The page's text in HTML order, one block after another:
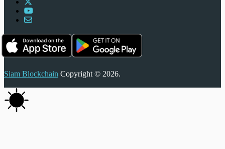
Siam Blockchain Copyright © 2026.